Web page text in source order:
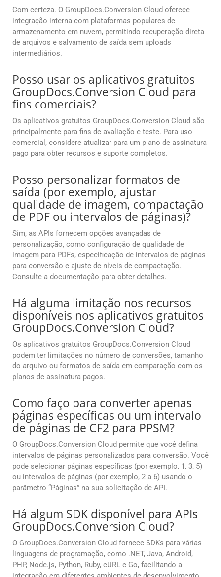
Com certeza. O GroupDocs.Conversion Cloud oferece
integração interna com plataformas populares de
armazenamento em nuvem, permitindo recuperação direta
de arquivos e salvamento de saída sem uploads
intermediários.
Posso usar os aplicativos gratuitos
GroupDocs.Conversion Cloud para
fins comerciais?
Os aplicativos gratuitos GroupDocs.Conversion Cloud são
principalmente para fins de avaliação e teste. Para uso
comercial, considere atualizar para um plano de assinatura
pago para obter recursos e suporte completos.
Posso personalizar formatos de
saída (por exemplo, ajustar
qualidade de imagem, compactação
de PDF ou intervalos de páginas)?
Sim, as APIs fornecem opções avançadas de
personalização, como configuração de qualidade de
imagem para PDFs, especificação de intervalos de páginas
para conversão e ajuste de níveis de compactação.
Consulte a documentação para obter detalhes.
Há alguma limitação nos recursos
disponíveis nos aplicativos gratuitos
GroupDocs.Conversion Cloud?
Os aplicativos gratuitos GroupDocs.Conversion Cloud
podem ter limitações no número de conversões, tamanho
do arquivo ou formatos de saída em comparação com os
planos de assinatura pagos.
Como faço para converter apenas
páginas específicas ou um intervalo
de páginas de CF2 para PPSM?
O GroupDocs.Conversion Cloud permite que você defina
intervalos de páginas personalizados para conversão. Você
pode selecionar páginas específicas (por exemplo, 1, 3, 5)
ou intervalos de páginas (por exemplo, 2 a 6) usando o
parâmetro “Páginas” na sua solicitação de API.
Há algum SDK disponível para APIs
GroupDocs.Conversion Cloud?
O GroupDocs.Conversion Cloud fornece SDKs para várias
linguagens de programação, como .NET, Java, Android,
PHP, Node.js, Python, Ruby, cURL e Go, facilitando a